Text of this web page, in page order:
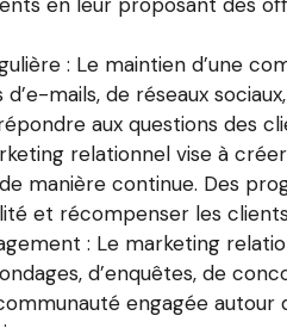
: Le maintien d’une
mails, de réseaux
aux questions des
relationnel vise à
manière continue. Des
et récompenser les
: Le marketing
d’enquêtes, de
engagée